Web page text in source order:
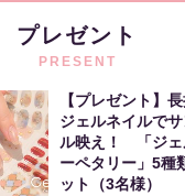
プレゼント
PRESENT
【プレゼント】
ジェルネイルで
ル映え！ 「ジェ
ーペタリー」5種
ット（3名様）